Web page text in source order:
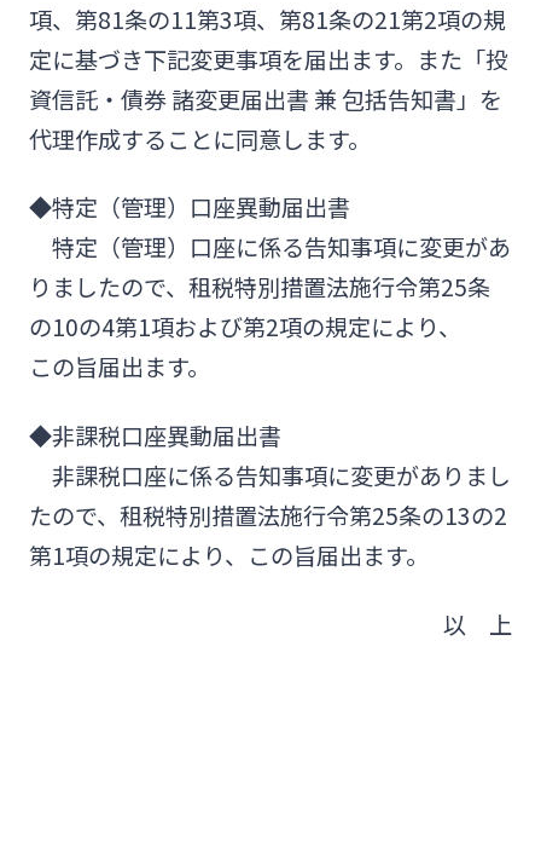
ニュースリリース一覧
採用情報
お問い合わせ先一覧
項、第81条の11第3項、第81条の21第2項の規
定に基づき下記変更事項を届出ます。また「投
資信託・債券 諸変更届出書 兼 包括告知書」を
代理作成することに同意します。
◆特定（管理）口座異動届出書
特定（管理）口座に係る告知事項に変更があ
りましたので、租税特別措置法施行令第25条
の10の4第1項および第2項の規定により、
この旨届出ます。
◆非課税口座異動届出書
非課税口座に係る告知事項に変更がありまし
たので、租税特別措置法施行令第25条の13の2
第1項の規定により、この旨届出ます。
以 上